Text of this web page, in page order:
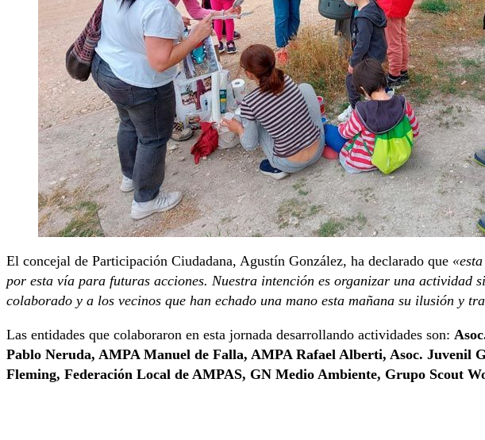
El concejal de Participación Ciudadana, Agustín González, ha declarado que
por esta vía para futuras acciones. Nuestra intención es organizar una
colaborado y a los vecinos que han echado una mano esta mañana su ilusión y
Las entidades que colaboraron en esta jornada desarrollando actividades son:
Pablo Neruda, AMPA Manuel de Falla, AMPA Rafael Alberti, Asoc.
Fleming, Federación Local de AMPAS, GN Medio Ambiente, Grupo Scout